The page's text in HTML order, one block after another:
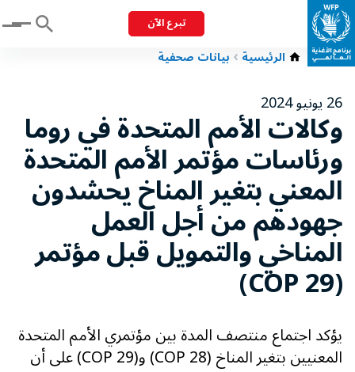
تبرع الآن Menu
الرئيسية بيانات صحفية
26 يونيو 2024
وكالات الأمم المتحدة في روما
ورئاسات مؤتمر الأمم المتحدة
المعني بتغير المناخ يحشدون
جهودهم من أجل العمل
المناخي والتمويل قبل مؤتمر
(COP 29)
يؤكد اجتماع منتصف المدة بين مؤتمري الأمم المتحدة
المعنيين بتغير المناخ (COP 28) و(COP 29) على أن